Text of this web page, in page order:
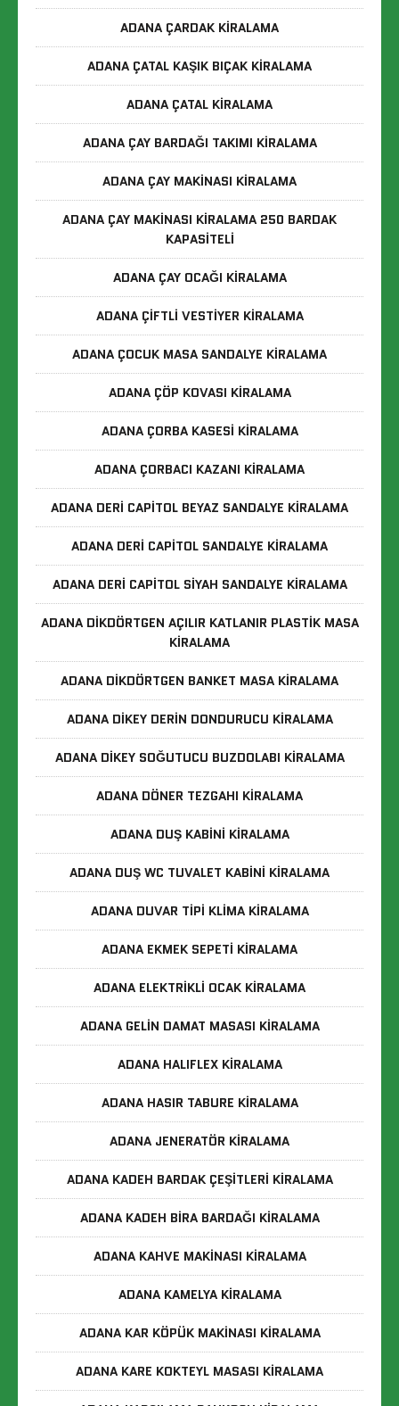
ADANA ÇARDAK KIRALAMA
ADANA ÇATAL KAŞIK BIÇAK KIRALAMA
ADANA ÇATAL KIRALAMA
ADANA ÇAY BARDAĞI TAKIMI KIRALAMA
ADANA ÇAY MAKINASI KIRALAMA
ADANA ÇAY MAKINASI KIRALAMA 250 BARDAK
KAPASITELI
ADANA ÇAY OCAĞI KIRALAMA
ADANA ÇIFTLI VESTIYER KIRALAMA
ADANA ÇOCUK MASA SANDALYE KIRALAMA
ADANA ÇÖP KOVASI KIRALAMA
ADANA ÇORBA KASESI KIRALAMA
ADANA ÇORBACI KAZANI KIRALAMA
ADANA DERI CAPITOL BEYAZ SANDALYE KIRALAMA
ADANA DERI CAPITOL SANDALYE KIRALAMA
ADANA DERI CAPITOL SIYAH SANDALYE KIRALAMA
ADANA DIKDÖRTGEN AÇILIR KATLANIR PLASTIK MASA
KIRALAMA
ADANA DIKDÖRTGEN BANKET MASA KIRALAMA
ADANA DIKEY DERIN DONDURUCU KIRALAMA
ADANA DIKEY SOĞUTUCU BUZDOLABI KIRALAMA
ADANA DÖNER TEZGAHI KIRALAMA
ADANA DUŞ KABINI KIRALAMA
ADANA DUŞ WC TUVALET KABINI KIRALAMA
ADANA DUVAR TIPI KLIMA KIRALAMA
ADANA EKMEK SEPETI KIRALAMA
ADANA ELEKTRIKLI OCAK KIRALAMA
ADANA GELIN DAMAT MASASI KIRALAMA
ADANA HALIFLEX KIRALAMA
ADANA HASIR TABURE KIRALAMA
ADANA JENERATÖR KIRALAMA
ADANA KADEH BARDAK ÇEŞITLERI KIRALAMA
ADANA KADEH BIRA BARDAĞI KIRALAMA
ADANA KAHVE MAKINASI KIRALAMA
ADANA KAMELYA KIRALAMA
ADANA KAR KÖPÜK MAKINASI KIRALAMA
ADANA KARE KOKTEYL MASASI KIRALAMA